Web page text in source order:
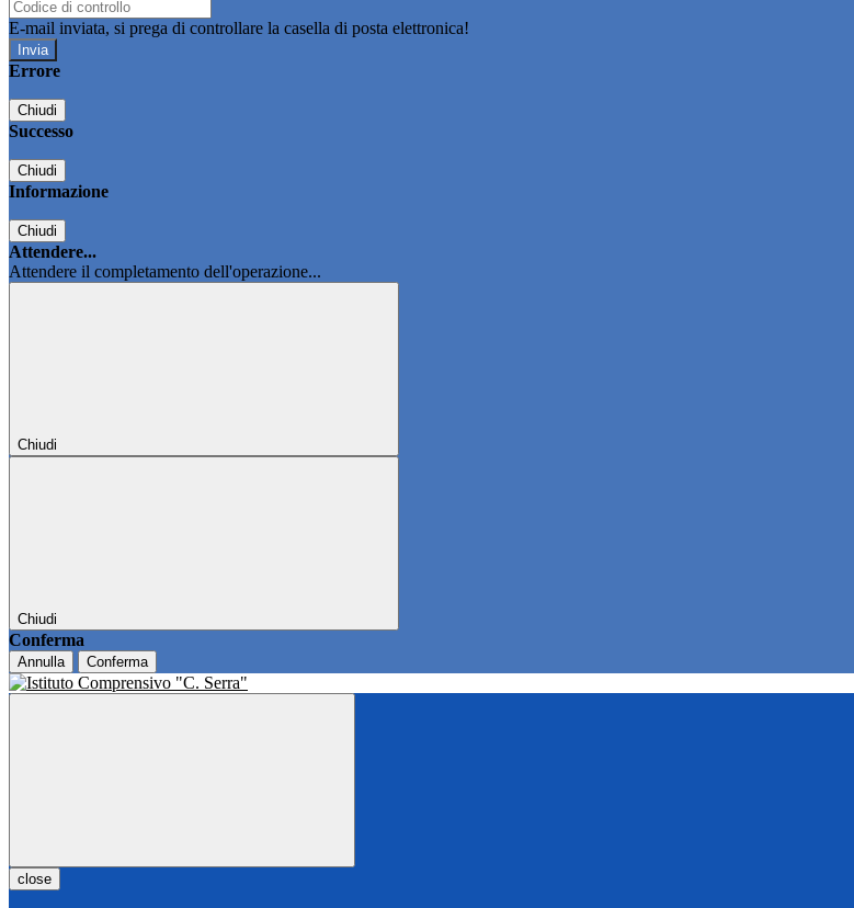
E-mail inviata, si prega di controllare la casella di posta elettronica!
Errore
Chiudi
Successo
Chiudi
Informazione
Chiudi
Attendere...
Attendere il completamento dell'operazione...
Chiudi
Chiudi
Conferma
Annulla Conferma
close